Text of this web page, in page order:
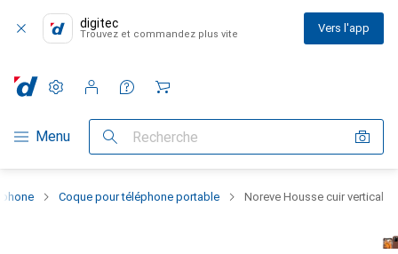
digitec
Trouvez et commandez plus vite Vers l'app
Navigation par catégorie
Menu Recherche
Paramètres
Compte client
Listes de comparaison
Listes d'envies
Panier
Coque pour téléphone portable Noreve Housse cuir vertical